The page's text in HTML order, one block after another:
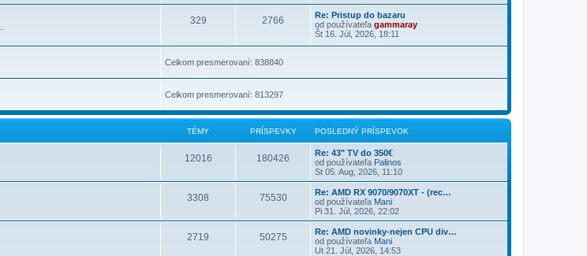
329 2766
Re: Pristup do bazaru
od používateľa gammaray
Št 16. Júl, 2026, 18:11
Celkom presmerovaní: 838840
Celkom presmerovaní: 813297
TÉMY PRÍSPEVKY POSLEDNÝ PRÍSPEVOK
12016 180426
Re: 43" TV do 350€
od používateľa Palinos
St 05. Aug, 2026, 11:10
3308 75530
Re: AMD RX 9070/9070XT - (rec…
od používateľa Mani
Pi 31. Júl, 2026, 22:02
2719 50275
Re: AMD novinky-nejen CPU div…
od používateľa Mani
Ut 21. Júl, 2026, 14:53